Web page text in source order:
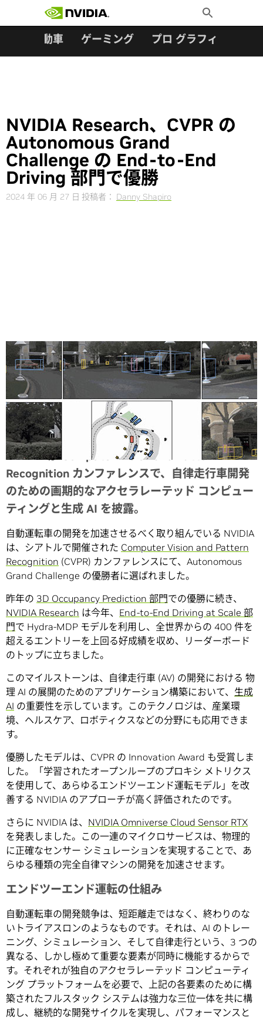
Toggle
Search
自動車 ゲーミング プロ グラフィックス
NVIDIA Research、CVPR の
Autonomous Grand
Challenge の End-to-End
Driving 部門で優勝
2024 年 06 月 27 日 投稿者： Danny Shapiro
Share
NVIDIA が Computer Vision and Pattern
Recognition カンファレンスで、自律走行車開発
のための画期的なアクセラレーテッド コンピュー
ティングと生成 AI を披露。
自動運転車の開発を加速させるべく取り組んでいる NVIDIA
は、シアトルで開催された Computer Vision and Pattern
Recognition (CVPR) カンファレンスにて、Autonomous
Grand Challenge の優勝者に選ばれました。
昨年の 3D Occupancy Prediction 部門での優勝に続き、
NVIDIA Research は今年、 End-to-End Driving at Scale 部
門で Hydra-MDP モデルを利用し、全世界からの 400 件を
超えるエントリーを上回る好成績を収め、リーダーボード
のトップに立ちました。
このマイルストーンは、自律走行車 (AV) の開発における 物
理 AI の展開のためのアプリケーション構築において、 生成
AI の重要性を示しています。このテクノロジは、産業環
境、ヘルスケア、ロボティクスなどの分野にも応用できま
す。
優勝したモデルは、CVPR の Innovation Award も受賞しま
した。「学習されたオープンループのプロキシ メトリクス
を使用して、あらゆるエンドツーエンド運転モデル」を改
善する NVIDIA のアプローチが高く評価されたのです。
さらに NVIDIA は、 NVIDIA Omniverse Cloud Sensor RTX
を発表しました。この一連のマイクロサービスは、物理的
に正確なセンサー シミュレーションを実現することで、あ
らゆる種類の完全自律マシンの開発を加速させます。
エンドツーエンド運転の仕組み
自動運転車の開発競争は、短距離走ではなく、終わりのな
いトライアスロンのようなものです。それは、AI のトレー
ニング、シミュレーション、そして自律走行という、3 つの
異なる、しかし極めて重要な要素が同時に機能するからで
す。それぞれが独自のアクセラレーテッド コンピューティ
ング プラットフォームを必要で、上記の各要素のために構
築されたフルスタック システムは強力な三位一体を共に構
成し、継続的な開発サイクルを実現し、パフォーマンスと